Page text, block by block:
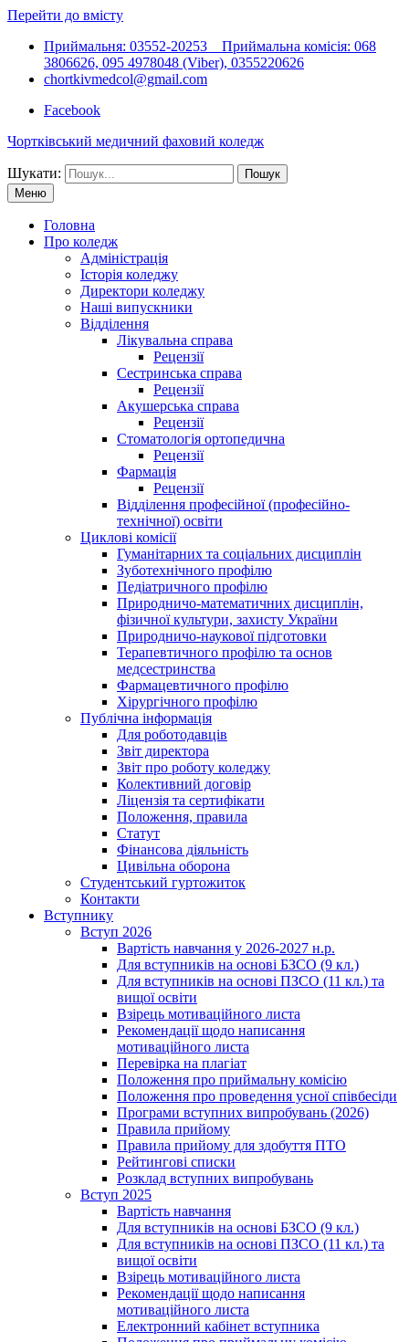
Перейти до вмісту
Приймальня: 03552-20253 Приймальна комісія: 068
3806626, 095 4978048 (Viber), 0355220626
chortkivmedcol@gmail.com
Facebook
Чортківський медичний фаховий коледж
Шукати:
Меню
Головна
Про коледж
Адміністрація
Історія коледжу
Директори коледжу
Наші випускники
Відділення
Лікувальна справа
Рецензії
Сестринська справа
Рецензії
Акушерська справа
Рецензії
Стоматологія ортопедична
Рецензії
Фармація
Рецензії
Відділення професійної (професійно-
технічної) освіти
Циклові комісії
Гуманітарних та соціальних дисциплін
Зуботехнічного профілю
Педіатричного профілю
Природничо-математичних дисциплін,
фізичної культури, захисту України
Природничо-наукової підготовки
Терапевтичного профілю та основ
медсестринства
Фармацевтичного профілю
Хірургічного профілю
Публічна інформація
Для роботодавців
Звіт директора
Звіт про роботу коледжу
Колективний договір
Ліцензія та сертифікати
Положення, правила
Статут
Фінансова діяльність
Цивільна оборона
Студентський гуртожиток
Контакти
Вступнику
Вступ 2026
Вартість навчання у 2026-2027 н.р.
Для вступників на основі БЗСО (9 кл.)
Для вступників на основі ПЗСО (11 кл.) та
вищої освіти
Взірець мотиваційного листа
Рекомендації щодо написання
мотиваційного листа
Перевірка на плагіат
Положення про приймальну комісію
Положення про проведення усної співбесіди
Програми вступних випробувань (2026)
Правила прийому
Правила прийому для здобуття ПТО
Рейтингові списки
Розклад вступних випробувань
Вступ 2025
Вартість навчання
Для вступників на основі БЗСО (9 кл.)
Для вступників на основі ПЗСО (11 кл.) та
вищої освіти
Взірець мотиваційного листа
Рекомендації щодо написання
мотиваційного листа
Електронний кабінет вступника